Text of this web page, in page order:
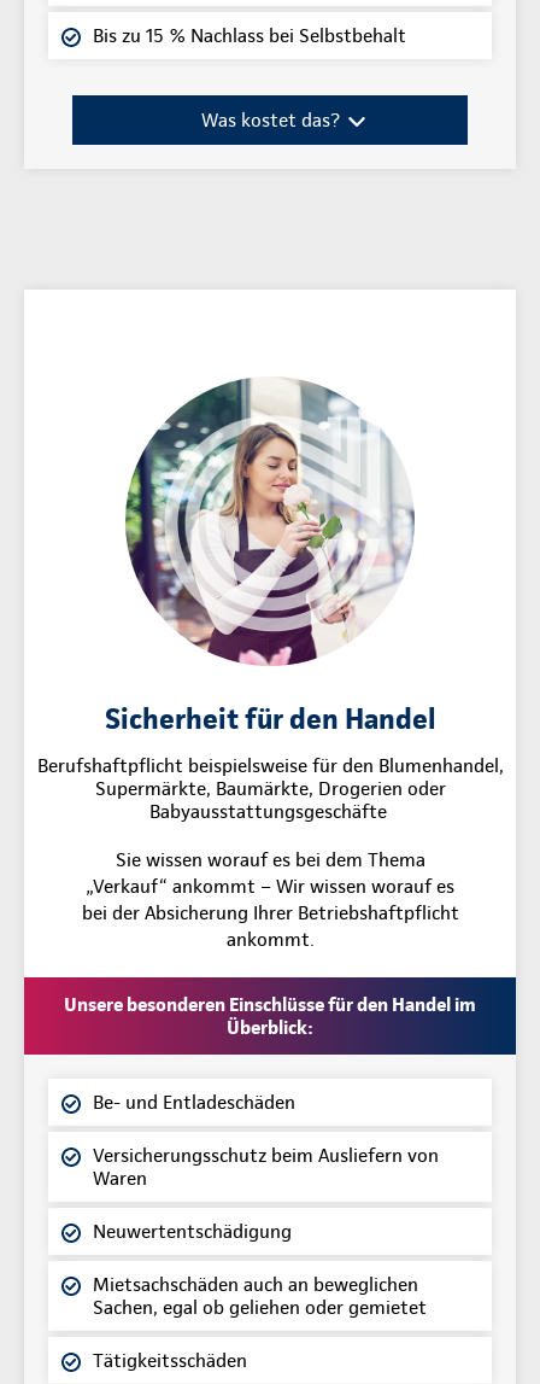
Bis zu 15 % Nachlass bei Selbstbehalt
Was kostet das?
Sicherheit für den Handel
Berufshaftpflicht beispielsweise für den Blumenhandel,
Supermärkte, Baumärkte, Drogerien oder
Babyausstattungsgeschäfte
Sie wissen worauf es bei dem Thema
„Verkauf“ ankommt – Wir wissen worauf es
bei der Absicherung Ihrer Betriebshaftpflicht
ankommt.
Unsere besonderen Einschlüsse für den Handel im
Überblick:
Be- und Entladeschäden
Versicherungsschutz beim Ausliefern von
Waren
Neuwertentschädigung
Mietsachschäden auch an beweglichen
Sachen, egal ob geliehen oder gemietet
Tätigkeitsschäden